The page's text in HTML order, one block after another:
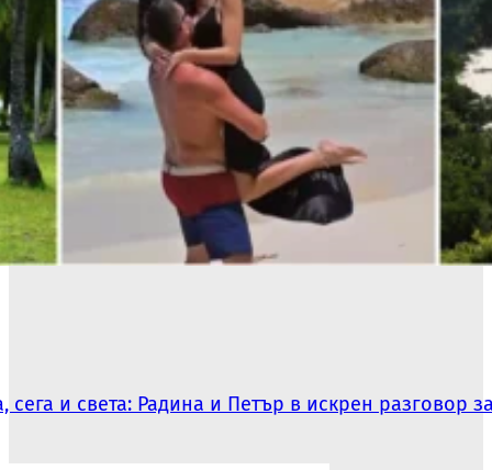
сега и света: Радина и Петър в искрен разговор